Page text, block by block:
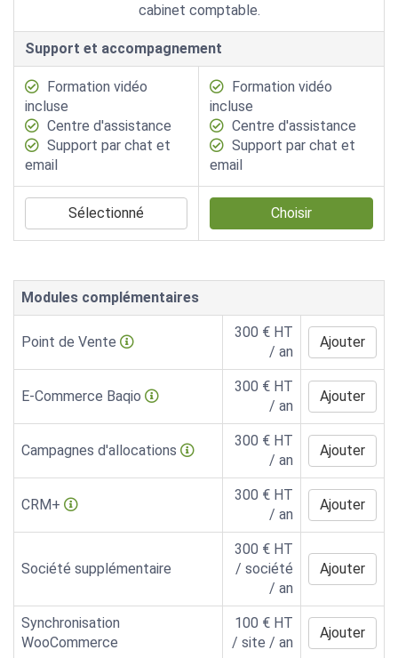
cabinet comptable.
Support et accompagnement
Formation vidéo
incluse
Centre d'assistance
Support par chat et
email
Formation vidéo
incluse
Centre d'assistance
Support par chat et
email
Sélectionné Choisir
Modules complémentaires
Point de Vente
300 € HT
/ an
Ajouter
E-Commerce Baqio
300 € HT
/ an
Ajouter
Campagnes d'allocations
300 € HT
/ an
Ajouter
CRM+
300 € HT
/ an
Ajouter
Société supplémentaire
300 € HT
/ société
/ an
Ajouter
Synchronisation
WooCommerce
100 € HT
/ site / an
Ajouter